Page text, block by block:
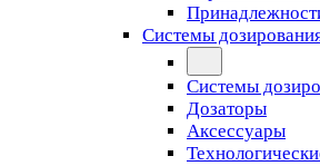
Системы
Системы
Дозаторы
Аксессуары